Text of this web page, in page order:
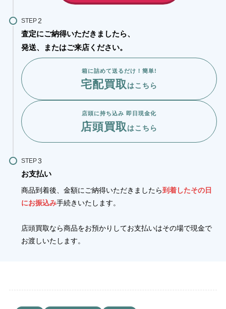
STEP
査定にご納得いただきましたら、
発送、またはご来店ください。
箱に詰めて送るだけ！簡単!
宅配買取はこちら
店頭に持ち込み 即日現金化
店頭買取はこちら
STEP
お支払い
商品到着後、金額にご納得いただきましたら到着したその日
にお振込み手続きいたします。
店頭買取なら商品をお預かりしてお支払いはその場で現金で
お渡しいたします。